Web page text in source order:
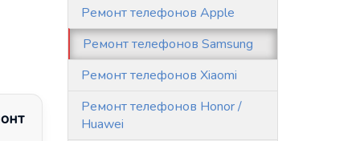
Ремонт телефонов Apple
Ремонт телефонов Samsung
Ремонт телефонов Xiaomi
Ремонт телефонов Honor /
Huawei